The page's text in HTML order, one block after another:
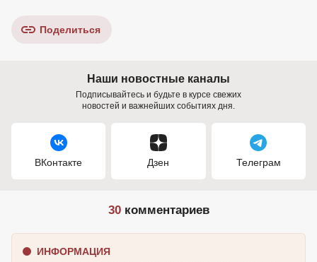
Поделиться
Наши новостные каналы
Подписывайтесь и будьте в курсе свежих
новостей и важнейших событиях дня.
ВКонтакте Дзен Телеграм
30комментариев
ИНФОРМАЦИЯ